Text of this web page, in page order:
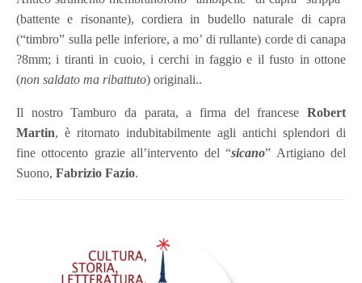
(battente e risonante), cordiera in budello naturale di capra
(“timbro” sulla pelle inferiore, a mo’ di rullante) corde di canapa
?8mm; i tiranti in cuoio, i cerchi in faggio e il fusto in ottone
(non saldato ma ribattuto) originali..
Il nostro Tamburo da parata, a firma del francese Robert
Martin, è ritornato indubitabilmente agli antichi splendori di
fine ottocento grazie all’intervento del “sicano” Artigiano del
Suono,Fabrizio Fazio.